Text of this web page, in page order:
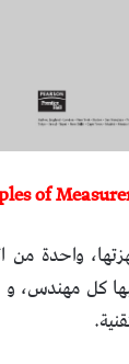
of
واحدة من
كل